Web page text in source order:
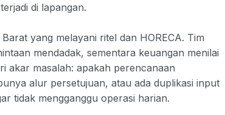
di lapangan.
yang melayani ritel dan HORECA. Tim
mendadak, sementara keuangan menilai
akar masalah: apakah perencanaan
alur persetujuan, atau ada duplikasi input
tidak mengganggu operasi harian.